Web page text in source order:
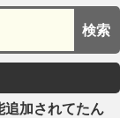
追加されてたん